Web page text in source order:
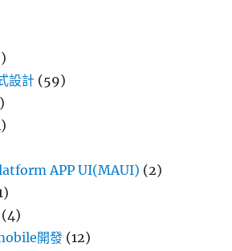
設計 (59)
APP UI(MAUI) (2)
(4)
開發 (12)